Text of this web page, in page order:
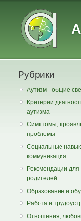
Рубрики
Аутизм - общие
Критерии
аутизма
Симптомы,
проблемы
Социальные
коммуникация
Рекомендации для
родителей
Образование и
Работа и
Отношения,